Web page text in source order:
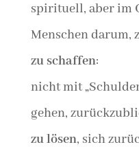
spirituell, aber im
Menschen darum,
zu schaffen:
nicht mit
gehen,
zu lösen, sich